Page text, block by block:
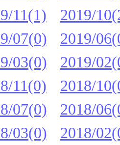
11(1)
2019/
07(0)
2019/
03(0)
2019/
11(0)
2018/
07(0)
2018/
03(0)
2018/